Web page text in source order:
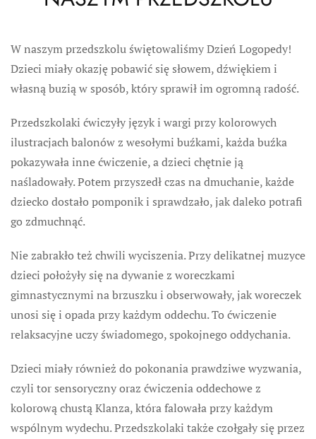
W naszym przedszkolu świętowaliśmy Dzień Logopedy!
Dzieci miały okazję pobawić się słowem, dźwiękiem i
własną buzią w sposób, który sprawił im ogromną radość.
Przedszkolaki ćwiczyły język i wargi przy kolorowych
ilustracjach balonów z wesołymi buźkami, każda buźka
pokazywała inne ćwiczenie, a dzieci chętnie ją
naśladowały. Potem przyszedł czas na dmuchanie, każde
dziecko dostało pomponik i sprawdzało, jak daleko potrafi
go zdmuchnąć.
Nie zabrakło też chwili wyciszenia. Przy delikatnej muzyce
dzieci położyły się na dywanie z woreczkami
gimnastycznymi na brzuszku i obserwowały, jak woreczek
unosi się i opada przy każdym oddechu. To ćwiczenie
relaksacyjne uczy świadomego, spokojnego oddychania.
Dzieci miały również do pokonania prawdziwe wyzwania,
czyli tor sensoryczny oraz ćwiczenia oddechowe z
kolorową chustą Klanza, która falowała przy każdym
wspólnym wydechu. Przedszkolaki także czołgały się przez